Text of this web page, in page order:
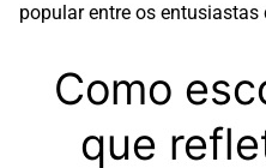
popular entre os entusiastas
Como
que